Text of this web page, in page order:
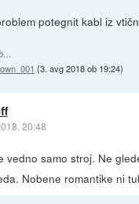
potegnit kabl iz
(3. avg 2018 ob 19:24)
20:48
vedno samo stroj. Ne
Nobene romantike ni